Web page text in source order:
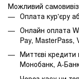
Можливий самовивіз
Оплата кур'єру
Онлайн оплата
Pay, MasterPass,
Миттєві кредити
Монобанк, А-